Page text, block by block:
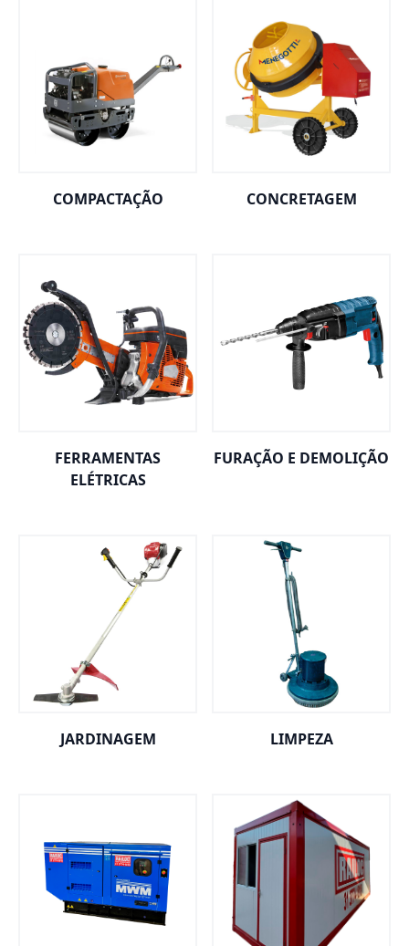
COMPACTAÇÃO CONCRETAGEM
FERRAMENTAS
ELÉTRICAS
FURAÇÃO E DEMOLIÇÃO
JARDINAGEM LIMPEZA